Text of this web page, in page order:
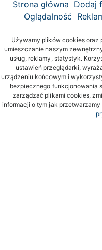
Strona główna Dodaj
Oglądalność
Używamy plików cookies oraz
umieszczanie naszym
usług, reklamy, statystyk.
ustawień przeglądarki,
urządzeniu końcowym i
bezpiecznego funkcjonowania
zarządzać plikami cookies,
informacji o tym jak